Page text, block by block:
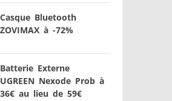
Casque Bluetooth
ZOVIMAX à -72%
Batterie Externe
UGREEN Nexode Prob à
36€ au lieu de 59€